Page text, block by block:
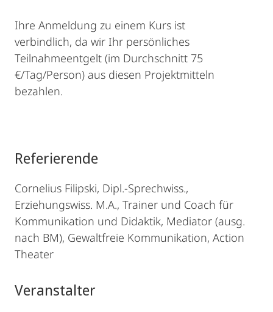
Ihre Anmeldung zu einem Kurs ist
verbindlich, da wir Ihr persönliches
Teilnahmeentgelt (im Durchschnitt 75
€/Tag/Person) aus diesen Projektmitteln
bezahlen.
Referierende
Cornelius Filipski, Dipl.-Sprechwiss.,
Erziehungswiss. M.A., Trainer und Coach für
Kommunikation und Didaktik, Mediator (ausg.
nach BM), Gewaltfreie Kommunikation, Action
Theater
Veranstalter